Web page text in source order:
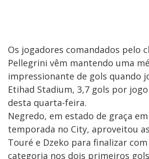
Os jogadores comandados pelo
Pellegrini vêm mantendo uma
impressionante de gols quando
Etihad Stadium, 3,7 gols por
desta quarta-feira.
Negredo, em estado de graça
temporada no City, aproveitou
Touré e Dzeko para finalizar
categoria nos dois primeiros